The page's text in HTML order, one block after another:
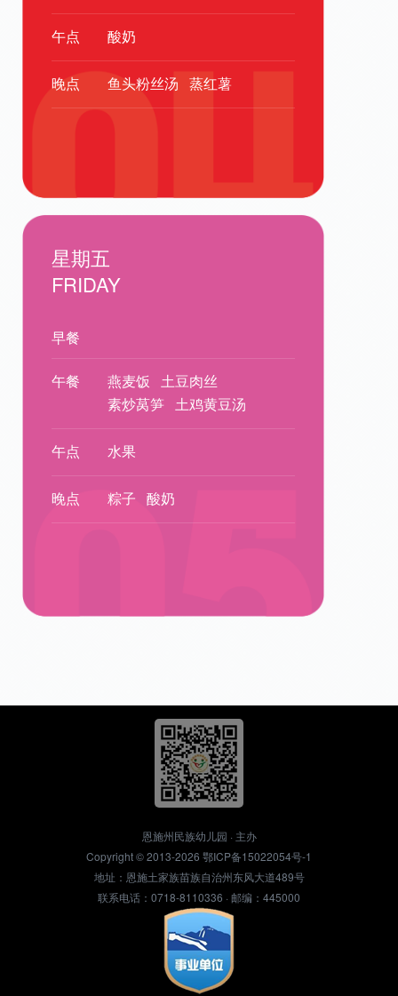
午点 酸奶
晚点 鱼头粉丝汤 蒸红薯
星期五
FRIDAY
早餐
午餐 燕麦饭 土豆肉丝
素炒莴笋 土鸡黄豆汤
午点 水果
晚点 粽子 酸奶
恩施州民族幼儿园 · 主办
Copyright © 2013-2026 鄂ICP备15022054号-1
地址：恩施土家族苗族自治州东风大道489号
联系电话：0718-8110336 · 邮编：445000